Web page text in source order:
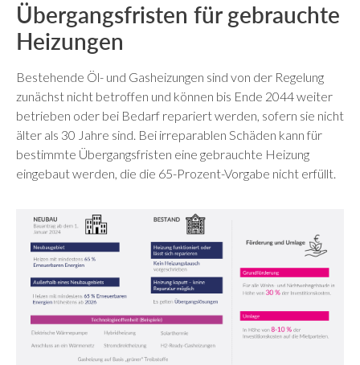
Übergangsfristen für gebrauchte
Heizungen
Bestehende Öl- und Gasheizungen sind von der Regelung
zunächst nicht betroffen und können bis Ende 2044 weiter
betrieben oder bei Bedarf repariert werden, sofern sie nicht
älter als 30 Jahre sind. Bei irreparablen Schäden kann für
bestimmte Übergangsfristen eine gebrauchte Heizung
eingebaut werden, die die 65-Prozent-Vorgabe nicht erfüllt.